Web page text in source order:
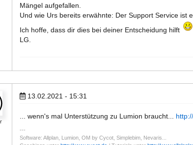
Mängel aufgefallen.
Und wie Urs bereits erwähnte: Der Support Service ist
Ich hoffe, dass dir dies bei deiner Entscheidung hilft
LG.
13.02.2021 - 15:31
... wenn's mal Unterstützung zu Lumion braucht...
Software: Allplan, Lumion, OM by Cycot, Simplebim, Nevaris...